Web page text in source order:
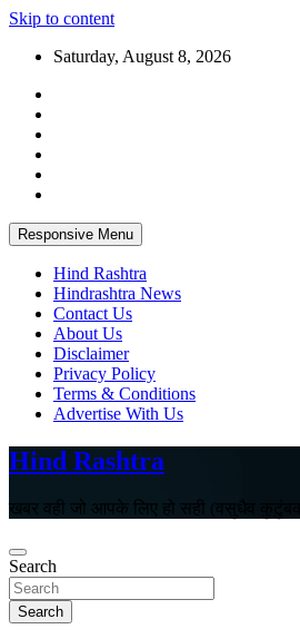
Skip to content
Saturday, August 8, 2026
Responsive Menu
Hind Rashtra
Hindrashtra News
Contact Us
About Us
Disclaimer
Privacy Policy
Terms & Conditions
Advertise With Us
Hind Rashtra
खबर वही जो आपके लिए हो सही (वसुधैव
Search
Search